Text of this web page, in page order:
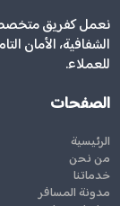
نعمل كفريق متخصص
الشفافية، الأمان
للعملاء.
الصفحات
الرئيسية
من نحن
خدماتنا
مدونة المسافر